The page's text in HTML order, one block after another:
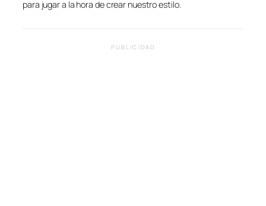
para jugar a la hora de crear nuestro estilo.
PUBLICIDAD